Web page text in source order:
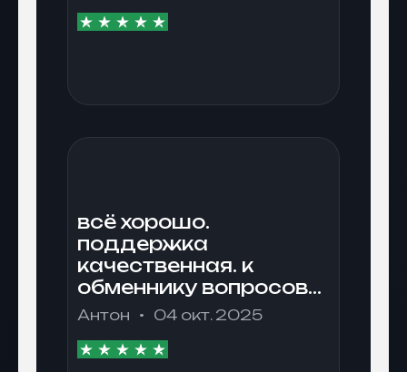
вовремя ее
обмеником.
всё хорошо.
поддержка
качественная. к
обменнику вопросов
нет.
Антон 04 окт. 2025